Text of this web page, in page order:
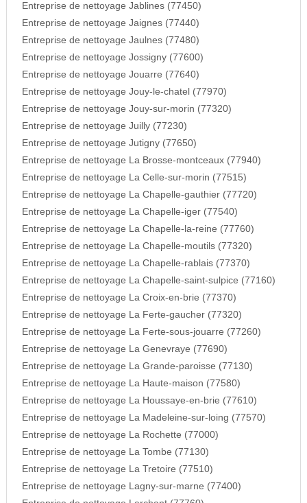
Entreprise de nettoyage Jablines (77450)
Entreprise de nettoyage Jaignes (77440)
Entreprise de nettoyage Jaulnes (77480)
Entreprise de nettoyage Jossigny (77600)
Entreprise de nettoyage Jouarre (77640)
Entreprise de nettoyage Jouy-le-chatel (77970)
Entreprise de nettoyage Jouy-sur-morin (77320)
Entreprise de nettoyage Juilly (77230)
Entreprise de nettoyage Jutigny (77650)
Entreprise de nettoyage La Brosse-montceaux (77940)
Entreprise de nettoyage La Celle-sur-morin (77515)
Entreprise de nettoyage La Chapelle-gauthier (77720)
Entreprise de nettoyage La Chapelle-iger (77540)
Entreprise de nettoyage La Chapelle-la-reine (77760)
Entreprise de nettoyage La Chapelle-moutils (77320)
Entreprise de nettoyage La Chapelle-rablais (77370)
Entreprise de nettoyage La Chapelle-saint-sulpice (77160)
Entreprise de nettoyage La Croix-en-brie (77370)
Entreprise de nettoyage La Ferte-gaucher (77320)
Entreprise de nettoyage La Ferte-sous-jouarre (77260)
Entreprise de nettoyage La Genevraye (77690)
Entreprise de nettoyage La Grande-paroisse (77130)
Entreprise de nettoyage La Haute-maison (77580)
Entreprise de nettoyage La Houssaye-en-brie (77610)
Entreprise de nettoyage La Madeleine-sur-loing (77570)
Entreprise de nettoyage La Rochette (77000)
Entreprise de nettoyage La Tombe (77130)
Entreprise de nettoyage La Tretoire (77510)
Entreprise de nettoyage Lagny-sur-marne (77400)